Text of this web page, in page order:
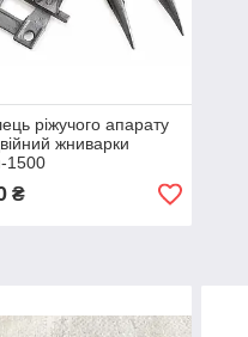
ріжучого апарату
жниварки
1500
₴